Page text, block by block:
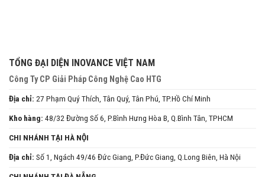
TỔNG ĐẠI DIỆN INOVANCE VIỆT NAM
Công Ty CP Giải Pháp Công Nghệ Cao HTG
Địa chỉ: 27 Phạm Quý Thích, Tân Quý, Tân Phú, TP.Hồ Chí Minh
Kho hàng: 48/32 Đường Số 6, P.Bình Hưng Hòa B, Q.Bình Tân, TPHCM
CHI NHÁNH TẠI HÀ NỘI
Địa chỉ: Số 1, Ngách 49/46 Đức Giang, P.Đức Giang, Q.Long Biên, Hà Nội